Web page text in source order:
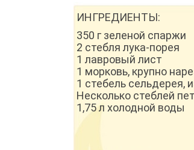
ИНГРЕДИЕНТЫ:
350 г зеленой спаржи
2 стебля лука-порея
1 лавровый лист
1 морковь, крупно
1 стебель сельдерея,
Несколько стеблей
1,75 л холодной воды